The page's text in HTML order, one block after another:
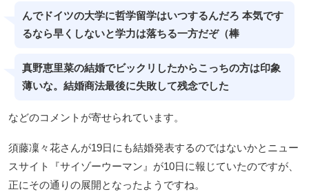
んでドイツの大学に哲学留学はいつするんだろ 本気です
るなら早くしないと学力は落ちる一方だぞ（棒
真野恵里菜の結婚でビックリしたからこっちの方は印象
薄いな。結婚商法最後に失敗して残念でした
などのコメントが寄せられています。
須藤凜々花さんが19日にも結婚発表するのではないかとニュー
スサイト『サイゾーウーマン』が10日に報じていたのですが、
正にその通りの展開となったようですね。